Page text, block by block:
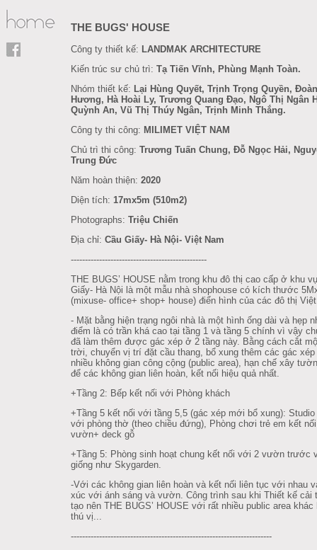
THE BUGS' HOUSE
Công ty thiết kế: LANDMAK ARCHITECTURE
Kiến trúc sư chủ trì: Tạ Tiến Vĩnh, Phùng Mạnh Toàn.
Nhóm thiết kế: Lại Hùng Quyết, Trịnh Trọng Quyền,
Hương, Hà Hoài Ly, Trương Quang Đạo, Ngô Thị Ngân
Quỳnh An, Vũ Thị Thúy Ngân, Trịnh Minh Thắng.
Công ty thi công: MILIMET VIỆT NAM
Chủ trì thi công: Trương Tuấn Chung, Đỗ Ngọc Hải,
Trung Đức
Năm hoàn thiện: 2020
Diện tích: 17mx5m (510m2)
Photographs: Triệu Chiến
Địa chỉ: Cầu Giấy- Hà Nội- Việt Nam
------------------------------------------------
THE BUGS’ HOUSE nằm trong khu đô thị cao cấp ở khu
Giấy- Hà Nội là một mẫu nhà shophouse có kích thước
(mixuse- office+ shop+ house) điển hình của các đô thị
- Mặt bằng hiện trạng ngôi nhà là một hình ống dài và hẹp
điểm là có trần khá cao tại tầng 1 và tầng 5 chính vì vậy
đã làm thêm được gác xép ở 2 tầng này. Bằng cách cắt
trời, chuyển vị trí đặt cầu thang, bổ xung thêm các gác xép
nhiều không gian công cộng (public area), hạn chế xây
để các không gian liên hoàn, kết nối hiệu quả nhất.
+Tầng 2: Bếp kết nối với Phòng khách
+Tầng 5 kết nối với tầng 5,5 (gác xép mới bổ xung):
với phòng thờ (theo chiều đứng), Phòng chơi trẻ em kết
vườn+ deck gỗ
+Tầng 5: Phòng sinh hoạt chung kết nối với 2 vườn trước
giống như Skygarden.
-Với các không gian liên hoàn và kết nối liên tục với nhau
xúc với ánh sáng và vườn. Công trình sau khi Thiết kế cải
tạo nên THE BUGS’ HOUSE với rất nhiều public area khác
thú vị...
-----------------------------------------------------------------------